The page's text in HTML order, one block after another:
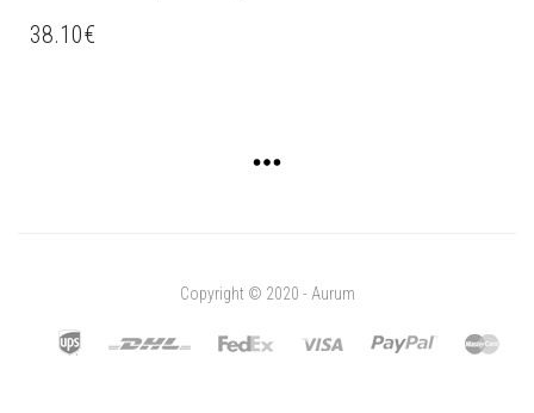
38.10€
Copyright © 2020 - Aurum